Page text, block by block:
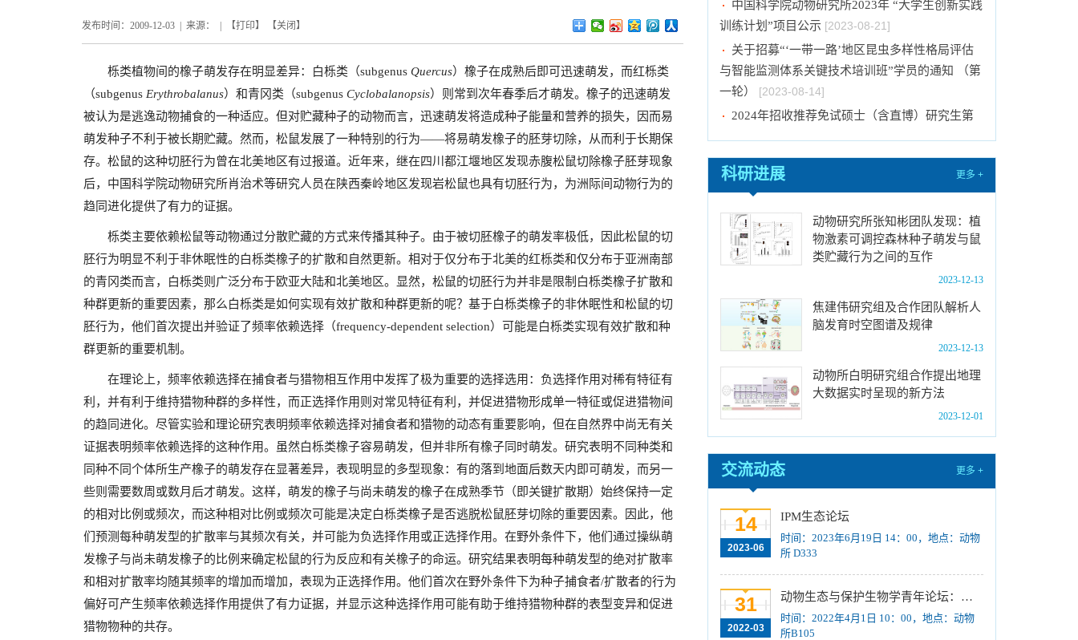
发布时间：2009-12-03 | 来源： | 【打印】 【关闭 】
栎类植物间的橡子萌发存在明显差异：白栎类（subgenus Quercus）橡子在成熟后即可迅速萌发，而红栎类
（subgenus Erythrobalanus）和青冈类（subgenus Cyclobalanopsis）则常到次年春季后才萌发。橡子的迅速萌发
被认为是逃逸动物捕食的一种适应。但对贮藏种子的动物而言，迅速萌发将造成种子能量和营养的损失，因而易
萌发种子不利于被长期贮藏。然而，松鼠发展了一种特别的行为——将易萌发橡子的胚芽切除，从而利于长期保
存。松鼠的这种切胚行为曾在北美地区有过报道。近年来，继在四川都江堰地区发现赤腹松鼠切除橡子胚芽现象
后，中国科学院动物研究所肖治术等研究人员在陕西秦岭地区发现岩松鼠也具有切胚行为，为洲际间动物行为的
趋同进化提供了有力的证据。
栎类主要依赖松鼠等动物通过分散贮藏的方式来传播其种子。由于被切胚橡子的萌发率极低，因此松鼠的切
胚行为明显不利于非休眠性的白栎类橡子的扩散和自然更新。相对于仅分布于北美的红栎类和仅分布于亚洲南部
的青冈类而言，白栎类则广泛分布于欧亚大陆和北美地区。显然，松鼠的切胚行为并非是限制白栎类橡子扩散和
种群更新的重要因素，那么白栎类是如何实现有效扩散和种群更新的呢？基于白栎类橡子的非休眠性和松鼠的切
胚行为，他们 首次提出并验证了频率依赖选择（frequency-dependent selection）可能是白栎类实现有效扩散和种
群更新的重要机制。
在理论上，频率依赖选择在捕食者与猎物相互作用中发挥了极为重要的选择选用：负选择作用对稀有特征有
利，并有利于维持猎物种群的多样性，而正选择作用则对常见特征有利，并促进猎物形成单一特征或促进猎物间
的趋同进化。尽管实验和理论研究表明频率依赖选择对捕食者和猎物的动态有重要影响，但在自然界中尚无有关
证据表明频率依赖选择的这种作用。虽然白栎类橡子容易萌发，但并非所有橡子同时萌发。研究表明不同种类和
同种不同个体所生产橡子的萌发存在显著差异，表现明显的多型现象：有的落到地面后数天内即可萌发，而另一
些则需要数周或数月后才萌发。这样，萌发的橡子与尚未萌发的橡子在成熟季节（即关键扩散期）始终保持一定
的相对比例或频次，而这种相对比例或频次可能是决定白栎类橡子是否逃脱松鼠胚芽切除的重要因素。因此，他
们预测每种萌发型的扩散率与其频次有关，并可能为负选择作用或正选择作用。 在野外条件下，他们通过操纵萌
发橡子与尚未萌发橡子的比例来确定松鼠的行为反应和有关橡子的命运。研究结果表明每种萌发型的绝对扩散率
和相对扩散率均随其频率的增加而增加，表现为正选择作用。他们首次在野外条件下为种子捕食者/扩散者的行为
偏好可产生频率依赖选择作用提供了有力证据，并显示这种选择作用可能有助于维持猎物种群的表型变异和促进
猎物物种的共存。
中国科学院动物研究所2023年 “大学生创新实践
训练计划”项目公示 [2023-08-21]
关于招募“‘一带一路’地区昆虫多样性格局评估
与智能监测体系关键技术培训班”学员的通知 （第
一轮）
[2023-08-14]
2024年招收推荐免试硕士（含直博）研究生第
一批拟录取结果公示[2023-08-10]
国际动物学会关于申报第九届（2023-2025年
中国科学院动物研究所2024年接收推荐免试生
（直博生）招生简章[2023-07-11]
中国科学院动物研究所2023年优秀大学生夏令
营活动时间安排、须知及公示名单
2023年“中国科学院动物研究所大学生创新实践
训练计划”申报指南
2024年招收推荐免试硕士（含直博）研究生第
二批拟录取结果公示[2023-09-05]
中国科学院动物研究所2023年 “大学生创新实践
关于招募“‘一带一路’地区昆虫多样性格局评估
与智能监测体系关键技术培训班”学员的通知 （第
2024年招收推荐免试硕士（含直博）研究生第
一批拟录取结果公示[2023-08-10]
度）中国科协青年人才托举工程项目的通知
08-02]
中国科学院动物研究所2024年接收推荐免试生
科研进展 更多 +
动物研究所张知彬团队发现：植
物激素可调控森林种子萌发与鼠
类贮藏行为之间的互作
2023-12-13
焦建伟研究组及合作团队解析人
脑发育时空图谱及规律
2023-12-13
动物所白明研究组合作提出地理
大数据实时呈现的新方法
2023-12-01
交流动态 更多 +
14
2023-06
IPM生态论坛
时间：2023年6月19日 14：00，地点：动物
所 D333
31
2022-03
动物生态与保护生物学青年论坛：Regeneration enhancers and the evolution of regenerative capacities
时间：2022年4月1日 10：00，地点：动物
所B105